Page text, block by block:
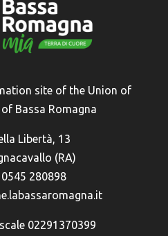
site of the Union of
Bassa Romagna
Libertà, 13
(RA)
0545 280898
02291370399